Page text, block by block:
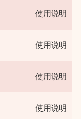
使用说明
使用说明
使用说明
使用说明